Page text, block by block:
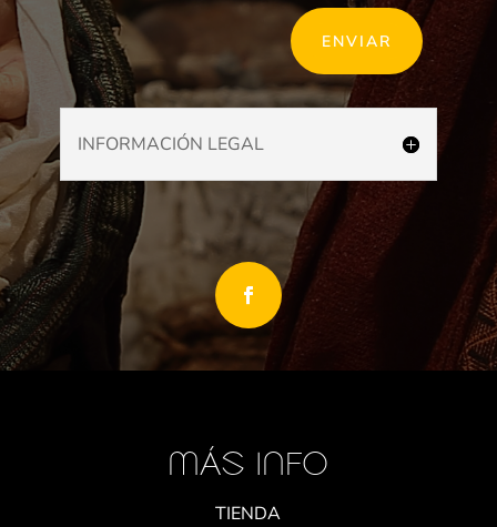
ENVIAR
INFORMACIÓN LEGAL
MÁS INFO
TIENDA